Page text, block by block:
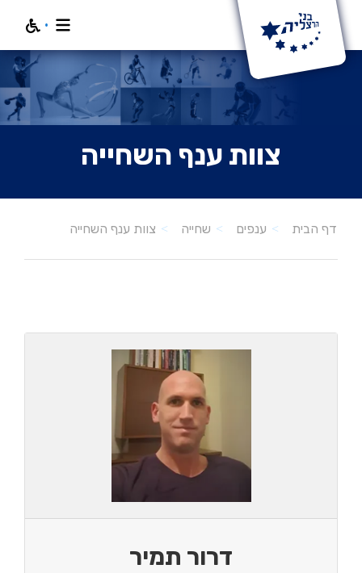
צוות ענף השחייה
דף הבית ענפים שחייה צוות ענף השחייה
דרור תמיר